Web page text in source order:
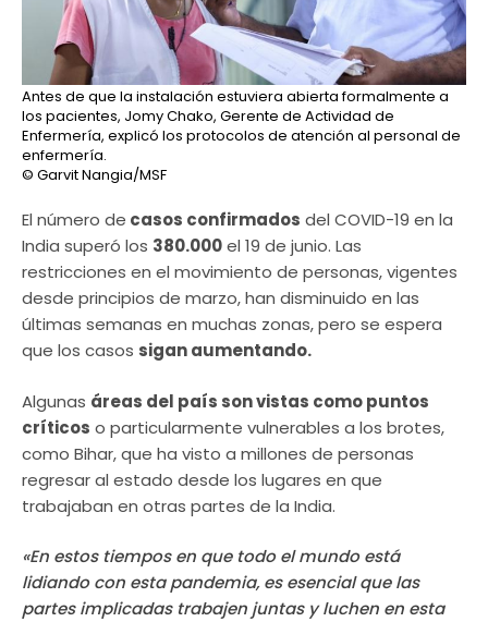
Antes de que la instalación estuviera abierta formalmente a
los pacientes, Jomy Chako, Gerente de Actividad de
Enfermería, explicó los protocolos de atención al personal de
enfermería.
© Garvit Nangia/MSF
El número de casos confirmados del COVID-19 en la
India superó los 380.000el 19 de junio. Las
restricciones en el movimiento de personas, vigentes
desde principios de marzo, han disminuido en las
últimas semanas en muchas zonas, pero se espera
que los casos sigan aumentando.
Algunas áreas del país son vistas como puntos
críticos o particularmente vulnerables a los brotes,
como Bihar, que ha visto a millones de personas
regresar al estado desde los lugares en que
trabajaban en otras partes de la India.
«En estos tiempos en que todo el mundo está
lidiando con esta pandemia, es esencial que las
partes implicadas ​​trabajen juntas y luchen en esta